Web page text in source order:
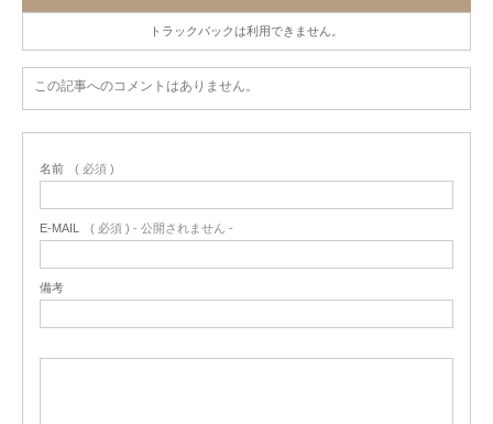
トラックバックは利用できません。
この記事へのコメントはありません。
名前 ( 必須 )
E-MAIL ( 必須 ) - 公開されません -
備考